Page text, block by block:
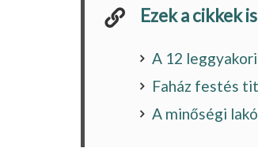
Ezek a cikkek
A 12
Faház festés
A minőségi